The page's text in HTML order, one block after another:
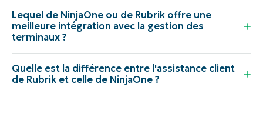
Lequel de NinjaOne ou de Rubrik offre une
meilleure intégration avec la gestion des
terminaux ?
Quelle est la différence entre l'assistance client
de Rubrik et celle de NinjaOne ?